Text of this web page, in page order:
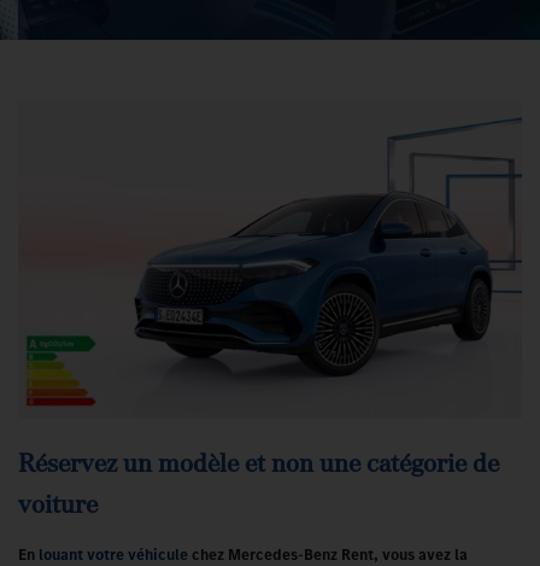
Réservez un modèle et non une catégorie de
voiture
En louant votre véhicule chez Mercedes-Benz Rent, vous avez la